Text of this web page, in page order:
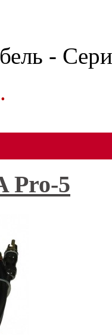
-
Pro-5